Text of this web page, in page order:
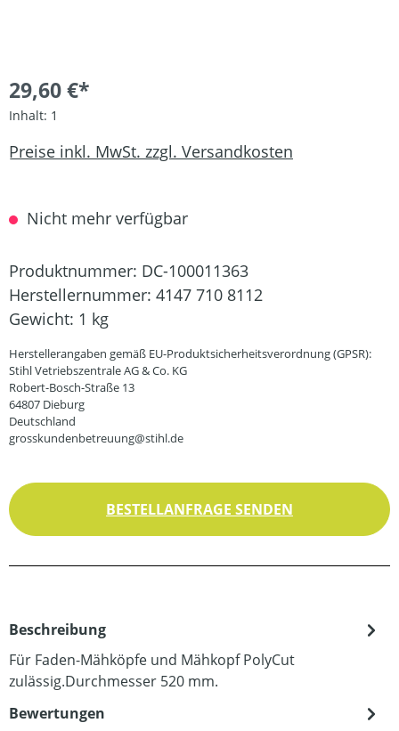
29,60 €*
Inhalt: 1
Preise inkl. MwSt. zzgl. Versandkosten
Nicht mehr verfügbar
Produktnummer: DC-100011363
Herstellernummer: 4147 710 8112
Gewicht: 1 kg
Herstellerangaben gemäß EU-Produktsicherheitsverordnung (GPSR):
Stihl Vetriebszentrale AG & Co. KG
Robert-Bosch-Straße 13
64807 Dieburg
Deutschland
grosskundenbetreuung@stihl.de
BESTELLANFRAGE SENDEN
Beschreibung
Für Faden-Mähköpfe und Mähkopf PolyCut
zulässig.Durchmesser 520 mm.
Bewertungen